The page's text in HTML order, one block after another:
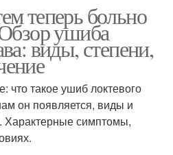
теперь больно
ушиба
виды, степени,
что такое ушиб локтевого
он появляется, виды и
Характерные симптомы,